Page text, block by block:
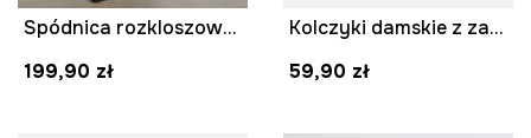
Spódnica rozkloszowana jeansowa z paskiem
199,90 zł
Kolczyki damskie z zawieszkami
59,90 zł